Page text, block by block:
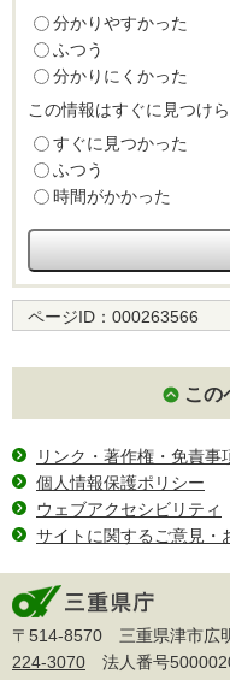
分かりやすかった
ふつう
分かりにくかった
この情報はすぐに見つけ
すぐに見つかった
ふつう
時間がかかった
ページID： 000263566
この
リンク・著作権・免責事
個人情報保護ポリシー
ウェブアクセシビリティ
サイトに関するご意見・
〒514-8570 三重県津市広
224-3070 法人番号